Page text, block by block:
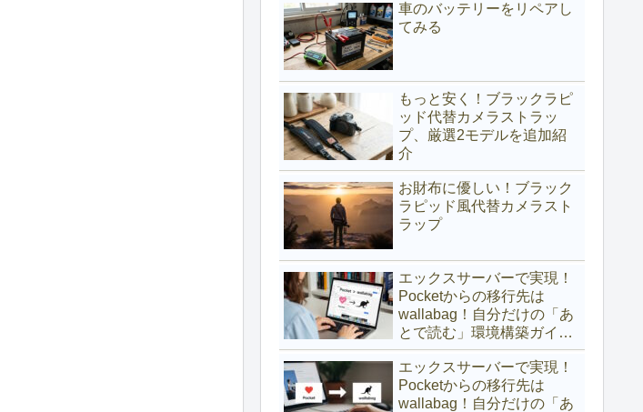
車のバッテリーをリペアし
てみる
もっと安く！ブラックラピ
ッド代替カメラストラッ
プ、厳選2モデルを追加紹
介
お財布に優しい！ブラック
ラピッド風代替カメラスト
ラップ
エックスサーバーで実現！
Pocketからの移行先は
wallabag！自分だけの「あ
とで読む」環境構築ガイド
(サブディレクトリ編)
エックスサーバーで実現！
Pocketからの移行先は
wallabag！自分だけの「あ